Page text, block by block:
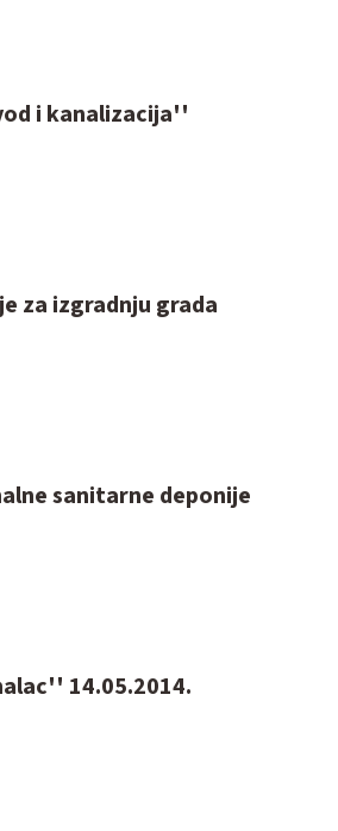
i kanalizacija''
za izgradnju grada
sanitarne deponije
14.05.2014.